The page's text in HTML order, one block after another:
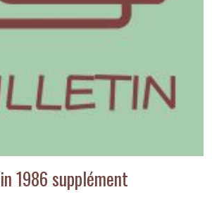
1986 supplément